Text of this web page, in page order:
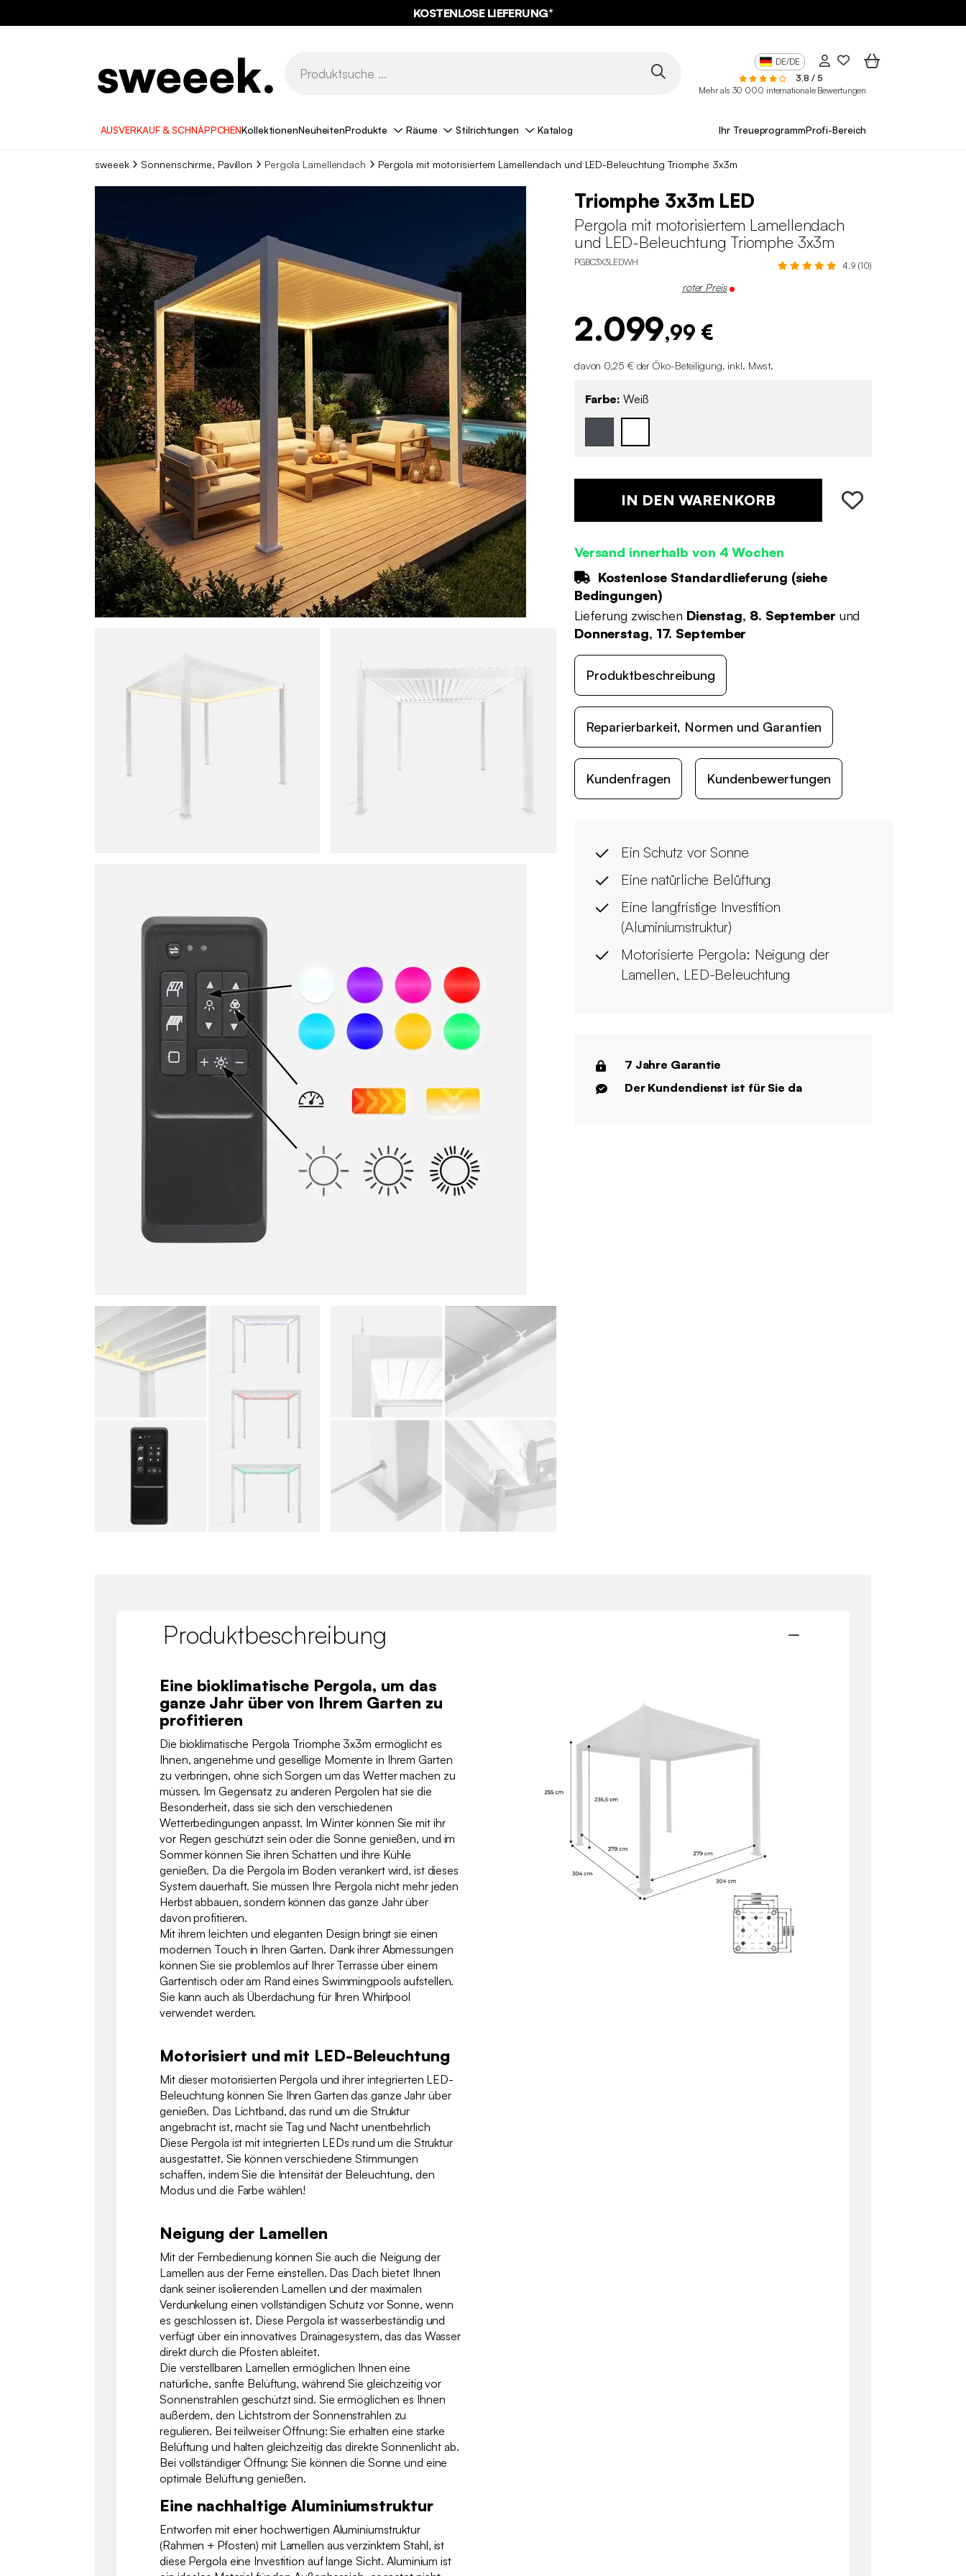
KOSTENLOSE LIEFERUNG*
DE/DE
3,8 / 5
Mehr als 30 000 internationale Bewertungen
AUSVERKAUF & SCHNÄPPCHENKollektionenNeuheitenProdukte Räume Stilrichtungen Katalog Ihr TreueprogrammProfi-Bereich
sweeek Sonnenschirme, Pavillon Pergola Lamellendach Pergola mit motorisiertem Lamellendach und LED-Beleuchtung Triomphe 3x3m
Triomphe 3x3m LED
Pergola mit motorisiertem Lamellendach
und LED-Beleuchtung Triomphe 3x3m
PGBC3X3LEDWH 4.9 (10)
roter Preis
2.099,99 €
davon 0,25 € der Öko-Beteiligung. inkl. Mwst.
Farbe: Weiß
IN DEN WARENKORB
Versand innerhalb von 4 Wochen
Kostenlose Standardlieferung (siehe
Bedingungen)
Lieferung zwischen Dienstag, 8. September und
Donnerstag, 17. September
Produktbeschreibung
Reparierbarkeit, Normen und Garantien
Kundenfragen Kundenbewertungen
Ein Schutz vor Sonne
Eine natürliche Belüftung
Eine langfristige Investition
(Aluminiumstruktur)
Motorisierte Pergola: Neigung der
Lamellen, LED-Beleuchtung
7 Jahre Garantie
Der Kundendienst ist für Sie da
Produktbeschreibung
Eine bioklimatische Pergola, um das
ganze Jahr über von Ihrem Garten zu
profitieren
Die bioklimatische Pergola Triomphe 3x3m ermöglicht es
Ihnen, angenehme und gesellige Momente in Ihrem Garten
zu verbringen, ohne sich Sorgen um das Wetter machen zu
müssen. Im Gegensatz zu anderen Pergolen hat sie die
Besonderheit, dass sie sich den verschiedenen
Wetterbedingungen anpasst. Im Winter können Sie mit ihr
vor Regen geschützt sein oder die Sonne genießen, und im
Sommer können Sie ihren Schatten und ihre Kühle
genießen. Da die Pergola im Boden verankert wird, ist dieses
System dauerhaft. Sie müssen Ihre Pergola nicht mehr jeden
Herbst abbauen, sondern können das ganze Jahr über
davon profitieren.
Mit ihrem leichten und eleganten Design bringt sie einen
modernen Touch in Ihren Garten. Dank ihrer Abmessungen
können Sie sie problemlos auf Ihrer Terrasse über einem
Gartentisch oder am Rand eines Swimmingpools aufstellen.
Sie kann auch als Überdachung für Ihren Whirlpool
verwendet werden.
Motorisiert und mit LED-Beleuchtung
Mit dieser motorisierten Pergola und ihrer integrierten LED-
Beleuchtung können Sie Ihren Garten das ganze Jahr über
genießen. Das Lichtband, das rund um die Struktur
angebracht ist, macht sie Tag und Nacht unentbehrlich
Diese Pergola ist mit integrierten LEDs rund um die Struktur
ausgestattet. Sie können verschiedene Stimmungen
schaffen, indem Sie die Intensität der Beleuchtung, den
Modus und die Farbe wählen!
Neigung der Lamellen
Mit der Fernbedienung können Sie auch die Neigung der
Lamellen aus der Ferne einstellen. Das Dach bietet Ihnen
dank seiner isolierenden Lamellen und der maximalen
Verdunkelung einen vollständigen Schutz vor Sonne, wenn
es geschlossen ist. Diese Pergola ist wasserbeständig und
verfügt über ein innovatives Drainagesystem, das das Wasser
direkt durch die Pfosten ableitet.
Die verstellbaren Lamellen ermöglichen Ihnen eine
natürliche, sanfte Belüftung, während Sie gleichzeitig vor
Sonnenstrahlen geschützt sind. Sie ermöglichen es Ihnen
außerdem, den Lichtstrom der Sonnenstrahlen zu
regulieren. Bei teilweiser Öffnung: Sie erhalten eine starke
Belüftung und halten gleichzeitig das direkte Sonnenlicht ab.
Bei vollständiger Öffnung: Sie können die Sonne und eine
optimale Belüftung genießen.
Eine nachhaltige Aluminiumstruktur
Entworfen mit einer hochwertigen Aluminiumstruktur
(Rahmen + Pfosten) mit Lamellen aus verzinktem Stahl, ist
diese Pergola eine Investition auf lange Sicht. Aluminium ist